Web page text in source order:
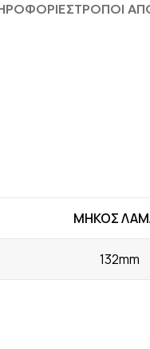
ΤΡΟΠΟΙ
ΜΗΚΟΣ
132mm